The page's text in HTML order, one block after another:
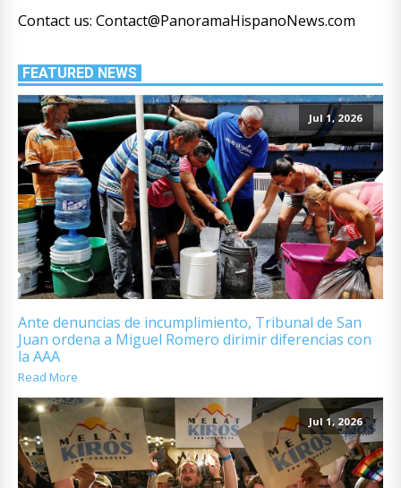
Contact us: Contact@PanoramaHispanoNews.com
FEATURED NEWS
Jul 1, 2026
Ante denuncias de incumplimiento, Tribunal de San
Juan ordena a Miguel Romero dirimir diferencias con
la AAA
Read More
Jul 1, 2026